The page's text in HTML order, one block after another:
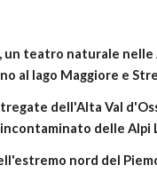
un teatro naturale nelle
al lago Maggiore e
dell'Alta Val
delle Alpi
nord del